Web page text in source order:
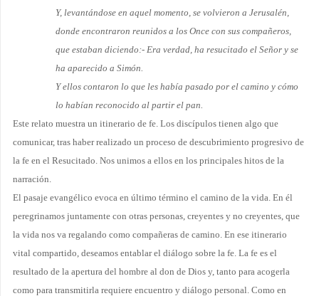
Y, levantándose en aquel momento, se volvieron a Jerusalén,
donde encontraron reu­nidos a los Once con sus compañeros,
que estaban diciendo:- Era verdad, ha resucitado el Señor y se
ha aparecido a Simón.
Y ellos contaron lo que les había pasado por el camino y cómo
lo habían reconocido al partir el pan.
Este relato muestra un itinerario de fe. Los discípulos tienen algo que
comunicar, tras haber rea­lizado un proceso de descubrimiento progresivo de
la fe en el Resucitado. Nos unimos a ellos en los principales hitos de la
narración.
El pasaje evangélico evoca en último término el camino de la vida. En él
peregrinamos juntamente con otras personas, creyentes y no creyentes, que
la vida nos va regalando como compañeras de ca­mino. En ese itinerario
vital compartido, deseamos entablar el diálogo sobre la fe. La fe es el
resultado de la apertura del hombre al don de Dios y, tanto para acogerla
como para transmitirla requiere en­cuentro y diálogo personal. Como en